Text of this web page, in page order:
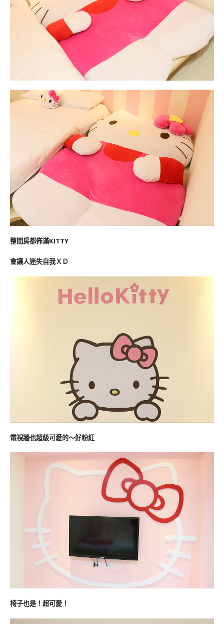
整間房都佈滿KITTY
會讓人迷失自我ＸＤ
電視牆也超級可愛的～好粉紅
椅子也是！超可愛！